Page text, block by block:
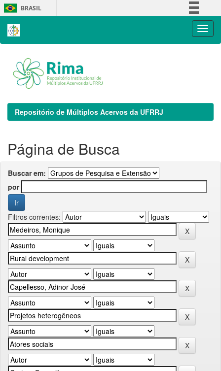
Skip
navigation
BRASIL
Repositório de Múltiplos Acervos da UFRRJ
Página de Busca
Buscar em:
por
Filtros correntes: